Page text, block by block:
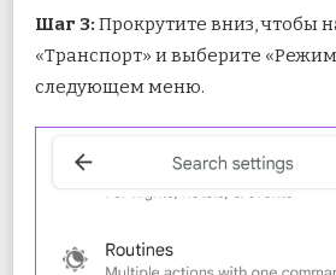
Шаг 3: Прокрутите вниз, чтобы
«Транспорт» и выберите
следующем меню.